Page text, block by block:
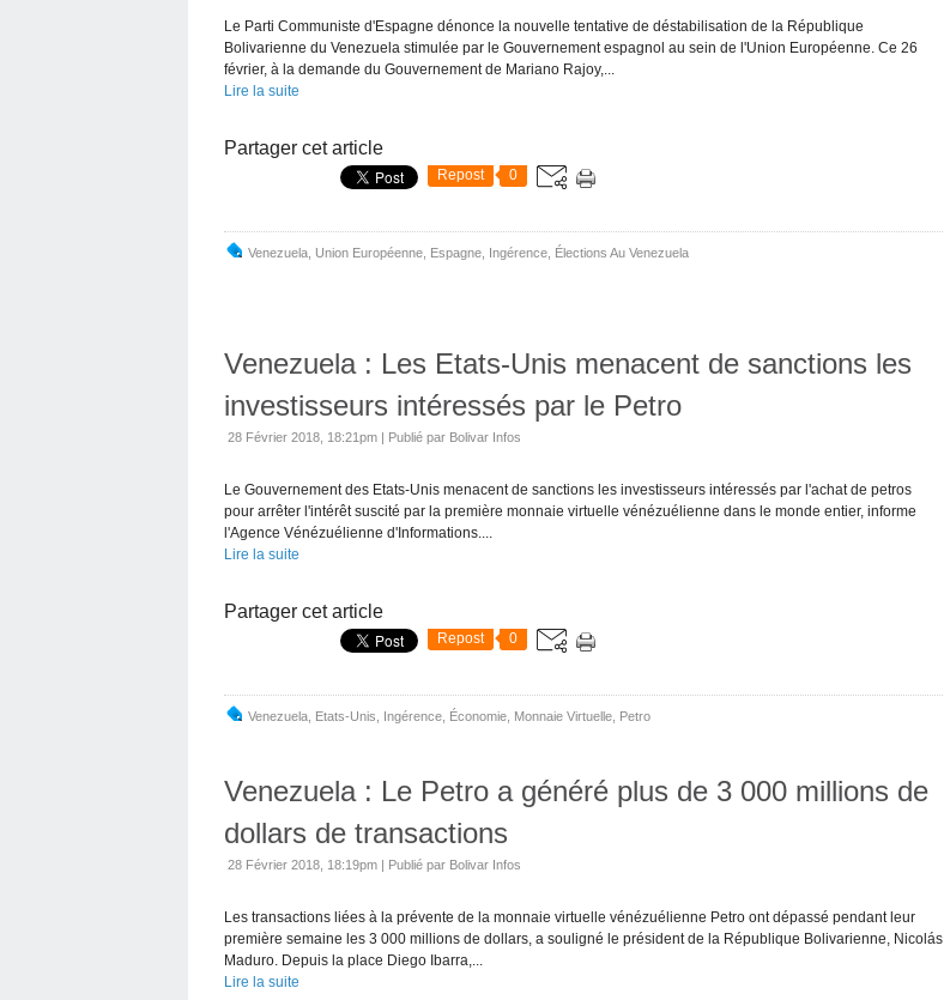
Le Parti Communiste d'Espagne dénonce la nouvelle tentative de déstabilisation de la République
Bolivarienne du Venezuela stimulée par le Gouvernement espagnol au sein de l'Union Européenne. Ce 26
février, à la demande du Gouvernement de Mariano Rajoy,...
Lire la suite
Partager cet article
Repost 0
Venezuela Union Européenne Espagne Ingérence Élections Au Venezuela
Venezuela : Les Etats-Unis menacent de sanctions les
investisseurs intéressés par le Petro
28 Février 2018, 18:21pm | Publié par Bolivar Infos
Le Gouvernement des Etats-Unis menacent de sanctions les investisseurs intéressés par l'achat de petros
pour arrêter l'intérêt suscité par la première monnaie virtuelle vénézuélienne dans le monde entier, informe
l'Agence Vénézuélienne d'Informations....
Lire la suite
Partager cet article
Repost 0
Venezuela Etats-Unis Ingérence Économie Monnaie Virtuelle Petro
Venezuela : Le Petro a généré plus de 3 000 millions de
dollars de transactions
28 Février 2018, 18:19pm | Publié par Bolivar Infos
Les transactions liées à la prévente de la monnaie virtuelle vénézuélienne Petro ont dépassé pendant leur
première semaine les 3 000 millions de dollars, a souligné le président de la République Bolivarienne, Nicolás
Maduro. Depuis la place Diego Ibarra,...
Lire la suite